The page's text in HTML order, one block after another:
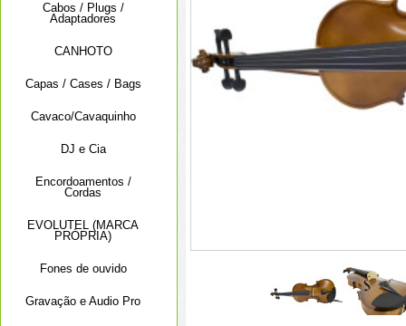
Cabos / Plugs /
Adaptadores
CANHOTO
Capas / Cases / Bags
Cavaco/Cavaquinho
DJ e Cia
Encordoamentos /
Cordas
EVOLUTEL (MARCA
PRÓPRIA)
Fones de ouvido
Gravação e Audio Pro